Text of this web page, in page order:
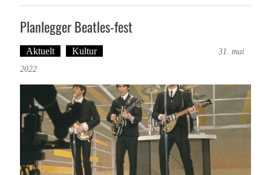
Planlegger Beatles-fest
Aktuelt Kultur
31. mai
2022